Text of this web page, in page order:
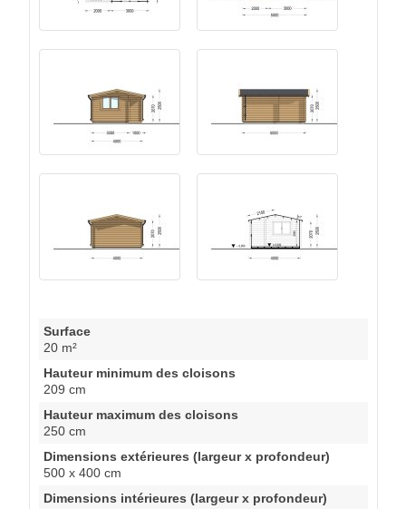
Surface
20 m²
Hauteur minimum des cloisons
209 cm
Hauteur maximum des cloisons
250 cm
Dimensions extérieures (largeur x profondeur)
500 x 400 cm
Dimensions intérieures (largeur x profondeur)